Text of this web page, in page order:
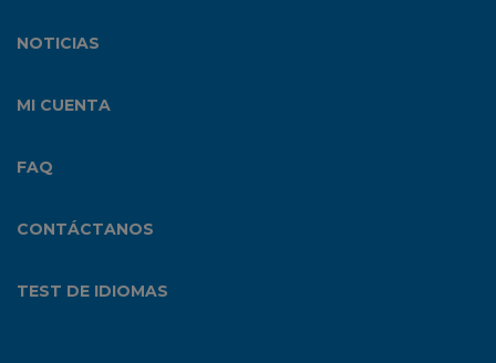
NOTICIAS
MI CUENTA
FAQ
CONTÁCTANOS
TEST DE IDIOMAS